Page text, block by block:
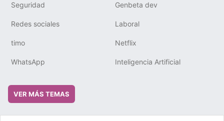
Seguridad Genbeta dev
Redes sociales Laboral
timo Netflix
WhatsApp Inteligencia Artificial
VER MÁS TEMAS